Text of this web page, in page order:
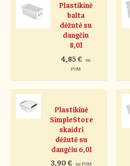
Plastikinė
balta
dėžutė su
dangčiu
8,0l
4,85€
su
PVM
Plastikinė
SimpleStore
skaidri
dėžutė su
dangčiu 6,0l
3,90 € su PVM